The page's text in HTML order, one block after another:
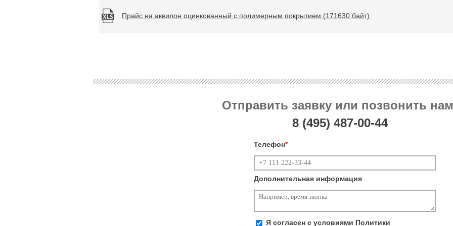
Прайс на аквилон оцинкованный с полимерным покрытием (171630 байт)
Отправить заявку или позвонить
8 (495) 487-00-44
Телефон*
Дополнительная информация
Я согласен с условиями Политики